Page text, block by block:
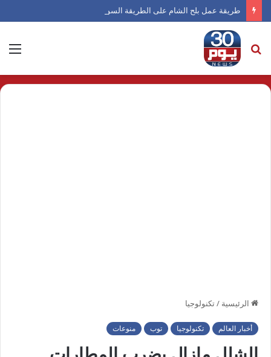
طريقة عمل بلح الشام على الطريقة السورية
بحث
عن
الرئيسية /تكنولوجيا
أخبار العالم تكنولوجيا توب منوعات